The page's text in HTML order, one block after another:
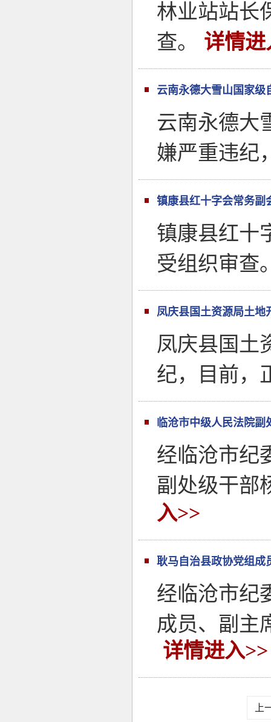
林业站站长
查。
详情进
云南永德大雪山国家级
云南永德大
嫌严重违纪
镇康县红十字会常务副
镇康县红十
受组织审查
凤庆县国土资源局土地
凤庆县国土
纪，目前，
临沧市中级人民法院副
经临沧市纪
副处级干部
入>>
耿马自治县政协党组成
经临沧市纪
成员、副主
详情进入>>
上